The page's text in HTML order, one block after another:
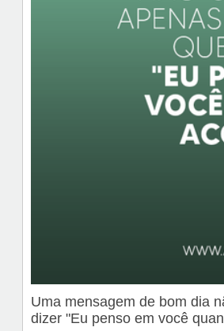
Uma mensagem de bom dia
dizer "Eu penso em você